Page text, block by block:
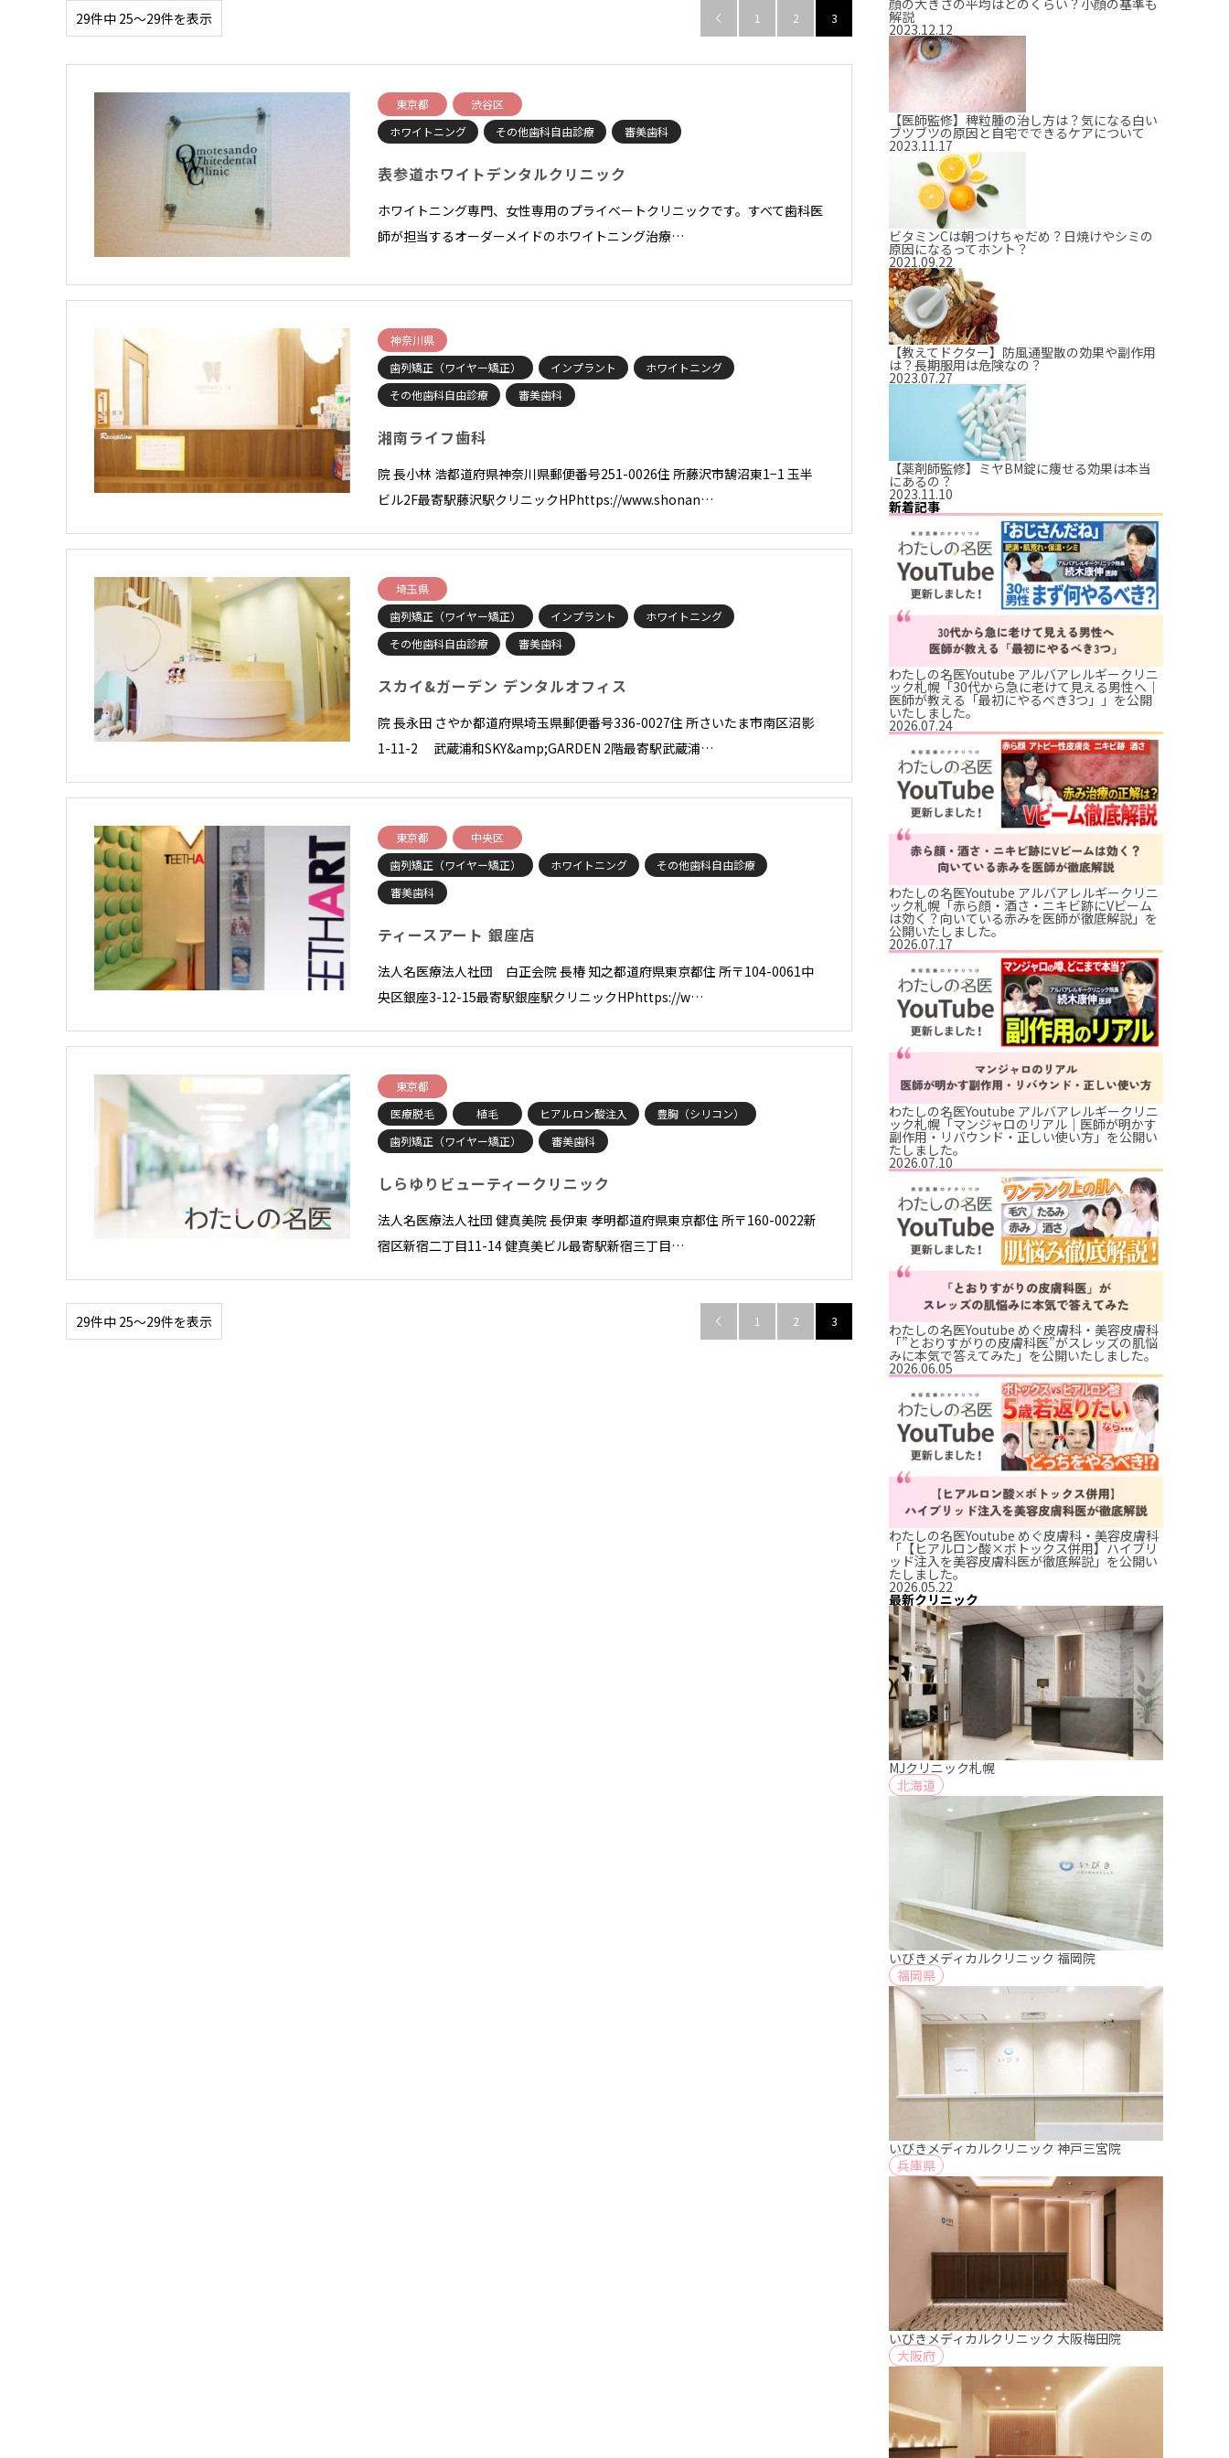
29件中 25〜29件を表示  1 2 3
東京都
渋谷区
ホワイトニング
その他歯科自由診療 審美歯科
表参道ホワイトデンタルクリニック
ホワイトニング専門、女性専用のプライベートクリニックです。すべて歯科医
師が担当するオーダーメイドのホワイトニング治療…
神奈川県
歯列矯正（ワイヤー矯正）
インプラント
ホワイトニング
その他歯科自由診療
審美歯科
湘南ライフ歯科
院 長小林 浩都道府県神奈川県郵便番号251-0026住 所藤沢市鵠沼東1−1 玉半
ビル2F最寄駅藤沢駅クリニックHPhttps://www.shonan…
埼玉県
歯列矯正（ワイヤー矯正）
インプラント
ホワイトニング
その他歯科自由診療
審美歯科
スカイ&ガーデン デンタルオフィス
院 長永田 さやか都道府県埼玉県郵便番号336-0027住 所さいたま市南区沼影
1-11-2 武蔵浦和SKY&amp;GARDEN 2階最寄駅武蔵浦…
東京都
中央区
歯列矯正（ワイヤー矯正）
ホワイトニング
その他歯科自由診療
審美歯科
ティースアート 銀座店
法人名医療法人社団 白正会院 長椿 知之都道府県東京都住 所〒104-0061中
央区銀座3-12-15最寄駅銀座駅クリニックHPhttps://w…
東京都
医療脱毛
植毛 ヒアルロン酸注入
豊胸（シリコン）
歯列矯正（ワイヤー矯正）
審美歯科
しらゆりビューティークリニック
法人名医療法人社団 健真美院 長伊東 孝明都道府県東京都住 所〒160-0022新
宿区新宿二丁目11-14 健真美ビル最寄駅新宿三丁目…
29件中 25〜29件を表示  1 2 3
顔の大きさの平均はどのくらい？小顔の基準も
解説
2023.12.12
【医師監修】稗粒腫の治し方は？気になる白い
ブツブツの原因と自宅でできるケアについて
2023.11.17
ビタミンCは朝つけちゃだめ？日焼けやシミの
原因になるってホント？
2021.09.22
【教えてドクター】防風通聖散の効果や副作用
は？長期服用は危険なの？
2023.07.27
【薬剤師監修】ミヤBM錠に痩せる効果は本当
にあるの？
2023.11.10
新着記事
わたしの名医Youtube アルバアレルギークリニ
ック札幌「30代から急に老けて見える男性へ｜
医師が教える「最初にやるべき3つ」」を公開
いたしました。
2026.07.24
わたしの名医Youtube アルバアレルギークリニ
ック札幌「赤ら顔・酒さ・ニキビ跡にVビーム
は効く？向いている赤みを医師が徹底解説」を
公開いたしました。
2026.07.17
わたしの名医Youtube アルバアレルギークリニ
ック札幌「マンジャロのリアル｜医師が明かす
副作用・リバウンド・正しい使い方」を公開い
たしました。
2026.07.10
わたしの名医Youtube めぐ皮膚科・美容皮膚科
「”とおりすがりの皮膚科医”がスレッズの肌悩
みに本気で答えてみた」を公開いたしました。
2026.06.05
わたしの名医Youtube めぐ皮膚科・美容皮膚科
「【ヒアルロン酸×ボトックス併用】ハイブリ
ッド注入を美容皮膚科医が徹底解説」を公開い
たしました。
2026.05.22
最新クリニック
MJクリニック札幌
北海道
いびきメディカルクリニック 福岡院
福岡県
いびきメディカルクリニック 神戸三宮院
兵庫県
いびきメディカルクリニック 大阪梅田院
大阪府